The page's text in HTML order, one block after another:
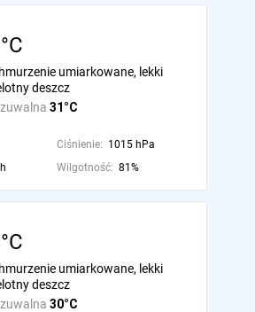
31°C
umiarkowane, lekki
deszcz
Ciśnienie: 1015 hPa
Wilgotność: 81%
30°C
umiarkowane, lekki
deszcz